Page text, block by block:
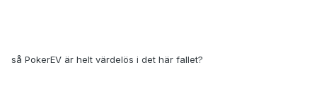
så PokerEV är helt värdelös i det här fallet?